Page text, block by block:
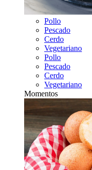
Pollo
Pescado
Cerdo
Vegetariano
Pollo
Pescado
Cerdo
Vegetariano
Momentos